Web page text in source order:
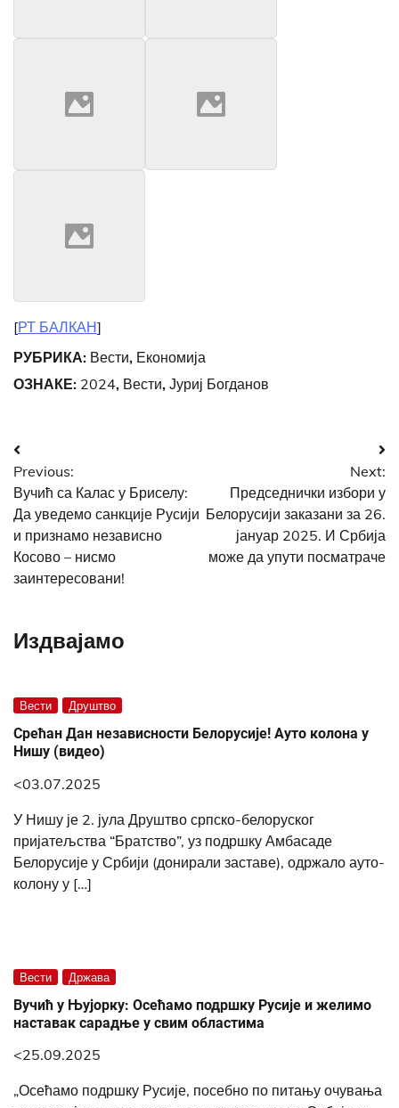
[РТ БАЛКАН]
РУБРИКА: Вести, Економија
ОЗНАКЕ: 2024, Вести, Јуриј Богданов
Post
navigation
Previous:
Вучић са Калас у Бриселу:
Да уведемо санкције Русији
и признамо независно
Косово – нисмо
заинтересовани!
Next:
Председнички избори у
Белорусији заказани за 26.
јануар 2025. И Србија
може да упути посматраче
Издвајамо
Вести Друштво
Срећан Дан независности Белорусије! Ауто колона у
Нишу (видео)
<03.07.2025
У Нишу је 2. јула Друштво српско-белоруског
пријатељства “Братство”, уз подршку Амбасаде
Белорусије у Србији (донирали заставе), одржало ауто-
колону у […]
Вести Држава
Вучић у Њујорку: Осећамо подршку Русије и желимо
наставак сарадње у свим областима
<25.09.2025
„Осећамо подршку Русије, посебно по питању очувања